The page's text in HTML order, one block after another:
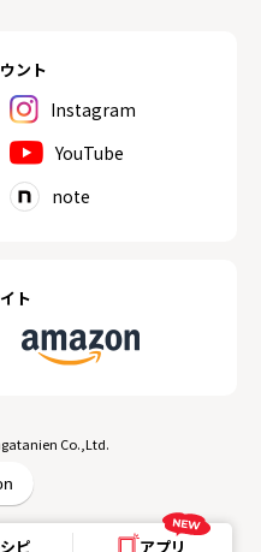
ント
Instagram
YouTube
note
ト
Co.,Ltd.
ピ アプリ